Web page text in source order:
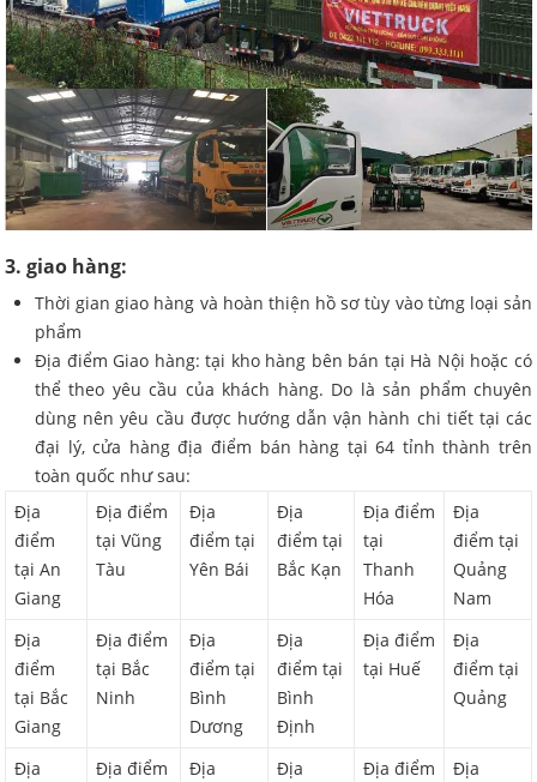
3. giao hàng:
Thời gian giao hàng và hoàn thiện hồ sơ tùy vào từng loại sản
phẩm
Địa điểm Giao hàng: tại kho hàng bên bán tại Hà Nội hoặc có
thể theo yêu cầu của khách hàng. Do là sản phẩm chuyên
dùng nên yêu cầu được hướng dẫn vận hành chi tiết tại các
đại lý, cửa hàng địa điểm bán hàng tại 64 tỉnh thành trên
toàn quốc như sau:
Địa
điểm
tại An
Giang
Địa điểm
tại Vũng
Tàu
Địa
điểm tại
Yên Bái
Địa
điểm tại
Bắc Kạn
Địa điểm
tại
Thanh
Hóa
Địa
điểm tại
Quảng
Nam
Địa
điểm
tại Bắc
Giang
Địa điểm
tại Bắc
Ninh
Địa
điểm tại
Bình
Dương
Địa
điểm tại
Bình
Định
Địa điểm
tại Huế
Địa
điểm tại
Quảng
Địa
Địa điểm
Địa
Địa
Địa điểm
Địa